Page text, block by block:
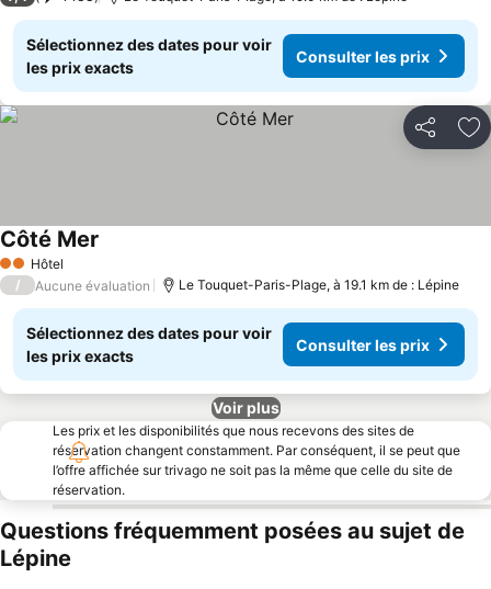
Sélectionnez des dates pour voir
les prix exacts
Consulter les prix
Partager
2 Étoiles
Hôtel
Côté Mer
/ Aucune évaluation Le Touquet-Paris-Plage, à 19.1 km de : Lépine
Sélectionnez des dates pour voir
les prix exacts
Consulter les prix
Voir plus
Les prix et les disponibilités que nous recevons des sites de
réservation changent constamment. Par conséquent, il se peut que
l’offre affichée sur trivago ne soit pas la même que celle du site de
réservation.
Questions fréquemment posées au sujet de
Lépine